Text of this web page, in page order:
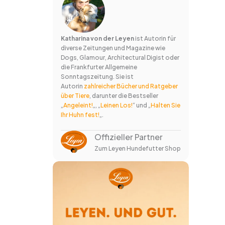
Katharina von der Leyen ist Autorin für
diverse Zeitungen und Magazine wie
Dogs, Glamour, Architectural Digist oder
die Frankfurter Allgemeine
Sonntagszeitung. Sie ist
Autorin zahlreicher Bücher und Ratgeber
über Tiere , darunter die Bestseller
„Angeleint! „, „Leinen Los!“ und „Halten Sie
Ihr Huhn fest!
Offizieller Partner
Zum Leyen Hundefutter Shop